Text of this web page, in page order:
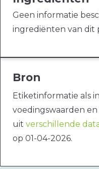
Geen informatie
ingrediënten van dit
Bron
Etiketinformatie als
voedingswaarden
uit verschillende
op 01-04-2026.